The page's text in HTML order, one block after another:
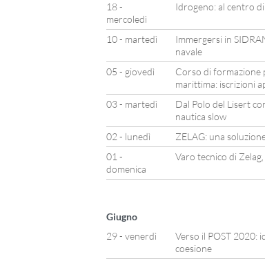
18 -
mercoledì
Idrogeno: al centro
10 - martedì
Immergersi in
navale
05 - giovedì
Corso di formazione
marittima: iscrizioni
03 - martedì
Dal Polo del Lisert
nautica slow
02 - lunedì
ZELAG: una
01 -
domenica
Varo tecnico di
Giugno
29 - venerdì
Verso il POST 2020:
coesione